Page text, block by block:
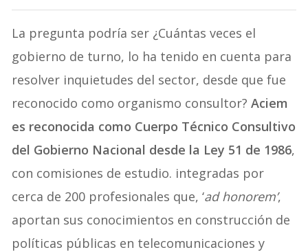
La pregunta podría ser ¿Cuántas veces el
gobierno de turno, lo ha tenido en cuenta para
resolver inquietudes del sector, desde que fue
reconocido como organismo consultor?Aciem
es reconocida como Cuerpo Técnico Consultivo
del Gobierno Nacional desde la Ley 51 de 1986,
con comisiones de estudio. integradas por
cerca de 200 profesionales que, ‘ad honorem’,
aportan sus conocimientos en construcción de
políticas públicas en telecomunicaciones y